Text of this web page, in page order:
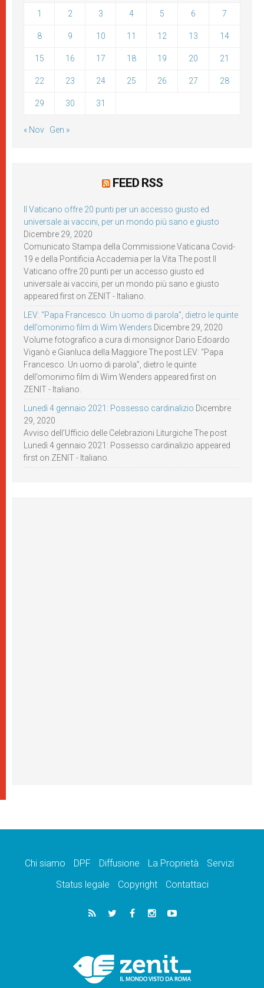
1 2 3 4 5 6 7
8 9 10 11 12 13 14
15 16 17 18 19 20 21
22 23 24 25 26 27 28
29 30 31
« Nov Gen »
FEED RSS
Il Vaticano offre 20 punti per un accesso giusto ed
universale ai vaccini, per un mondo più sano e giusto
Dicembre 29, 2020
Comunicato Stampa della Commissione Vaticana Covid-
19 e della Pontificia Accademia per la Vita The post Il
Vaticano offre 20 punti per un accesso giusto ed
universale ai vaccini, per un mondo più sano e giusto
appeared first on ZENIT - Italiano.
LEV: “Papa Francesco. Un uomo di parola”, dietro le quinte
dell’omonimo film di Wim Wenders Dicembre 29, 2020
Volume fotografico a cura di monsignor Dario Edoardo
Viganò e Gianluca della Maggiore The post LEV: “Papa
Francesco. Un uomo di parola”, dietro le quinte
dell’omonimo film di Wim Wenders appeared first on
ZENIT - Italiano.
Lunedì 4 gennaio 2021: Possesso cardinalizio Dicembre
29, 2020
Avviso dell’Ufficio delle Celebrazioni Liturgiche The post
Lunedì 4 gennaio 2021: Possesso cardinalizio appeared
first on ZENIT - Italiano.
Chi siamo DPF Diffusione La Proprietà
Servizi
Status legale
Copyright Contattaci